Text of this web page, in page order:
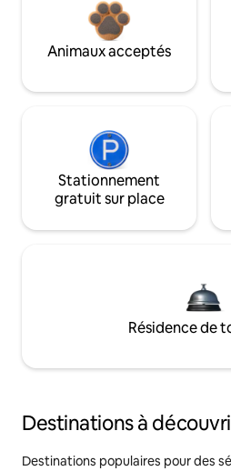
Animaux acceptés
Stationnement
gratuit sur place
Résidence de
Destinations à
Destinations populaires pour des